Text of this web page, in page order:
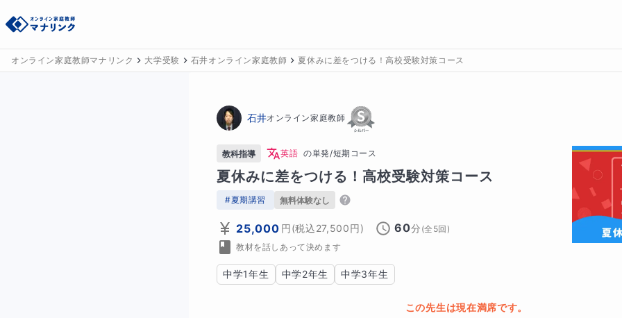
オンライン家庭教師マナリンク 大学受験 石井オンライン家庭教師 夏休みに差をつける！高校受験対策コース
石井オンライン家庭教師
教科指導 英語 の単発/短期コース
夏休みに差をつける！高校受験対策コース
#夏期講習 無料体験なし
25,000 円(税込27,500円) 60分 (全 5回)
教材を話しあって決めます
中学1年生 中学2年生 中学3年生
この先生は現在満席です。